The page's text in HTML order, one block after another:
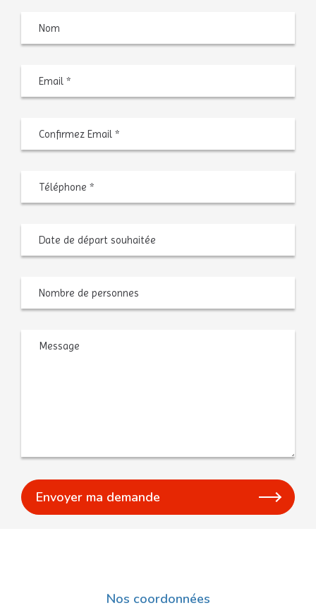
Nom
Téléphone
Date
départ
MM
AAAA
Nombre
personnes
Message
Nos coordonnées